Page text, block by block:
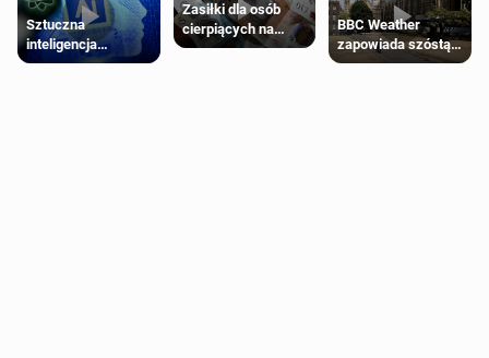
Sztuczna
inteligencja
próbowała oszukać
Zasiłki dla osób
cierpiących na
schorzenia
BBC Weather
zapowiada szóstą
falę upałów w